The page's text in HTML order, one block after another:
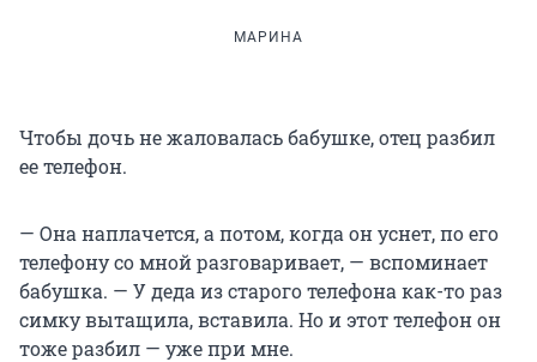
МАРИНА
Чтобы дочь не жаловалась бабушке, отец разбил
ее телефон.
— Она наплачется, а потом, когда он уснет, по его
телефону со мной разговаривает, — вспоминает
бабушка. — У деда из старого телефона как-то раз
симку вытащила, вставила. Но и этот телефон он
тоже разбил — уже при мне.